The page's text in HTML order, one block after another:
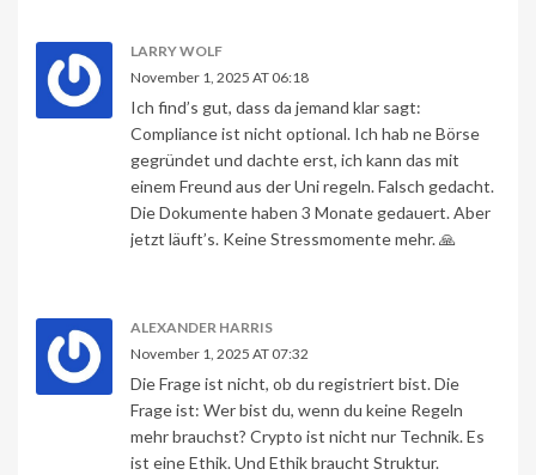
LARRY WOLF
November 1, 2025 AT 06:18
Ich find’s gut, dass da jemand klar sagt:
Compliance ist nicht optional. Ich hab ne Börse
gegründet und dachte erst, ich kann das mit
einem Freund aus der Uni regeln. Falsch gedacht.
Die Dokumente haben 3 Monate gedauert. Aber
jetzt läuft’s. Keine Stressmomente mehr. 🙏
ALEXANDER HARRIS
November 1, 2025 AT 07:32
Die Frage ist nicht, ob du registriert bist. Die
Frage ist: Wer bist du, wenn du keine Regeln
mehr brauchst? Crypto ist nicht nur Technik. Es
ist eine Ethik. Und Ethik braucht Struktur.